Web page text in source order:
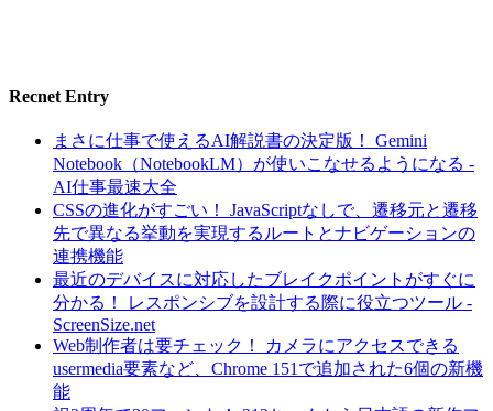
Recnet Entry
まさに仕事で使えるAI解説書の決定版！ Gemini
Notebook（NotebookLM）が使いこなせるようになる -
AI仕事最速大全
CSSの進化がすごい！ JavaScriptなしで、遷移元と遷移
先で異なる挙動を実現するルートとナビゲーションの
連携機能
最近のデバイスに対応したブレイクポイントがすぐに
分かる！ レスポンシブを設計する際に役立つツール -
ScreenSize.net
Web制作者は要チェック！ カメラにアクセスできる
usermedia要素など、Chrome 151で追加された6個の新機
能